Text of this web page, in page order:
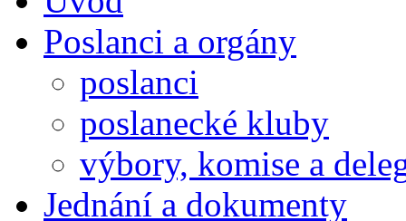
Poslanci a orgány
poslanci
poslanecké kluby
výbory, komise a
Jednání a dokumenty